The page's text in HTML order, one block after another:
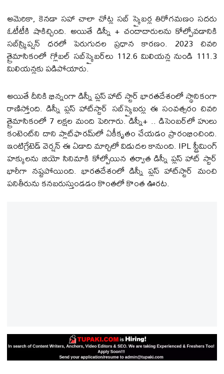
అమెరికా, కెనడా సహా చాలా చోట్ల స‌బ్ స్క్రైబ‌ర్ల తిరోగ‌మ‌ణం స‌ద‌రు
ఓటీటీకి షాకిచ్చింది. అయితే డిస్నీ + చందాదారులను కోల్పోవడానికి
సబ్‌స్క్రిప్షన్ ధరలో పెరుగుదల ప్రధాన కారణం. 2023 చివరి
త్రైమాసికంలో గ్లోబల్ సబ్‌స్క్రైబర్‌లు 112.6 మిలియన్ల నుండి 111.3
మిలియన్లకు పడిపోయారు.
అయితే దీనికి భిన్నంగా డిస్నీ ప్ల‌స్ హాట్ స్టార్ భార‌త‌దేశంలో స్థానికంగా
రాణిస్తోంది. డిస్నీ ప్లస్ హాట్‌స్టార్ సబ్‌స్క్రైబర్లు ఈ సంవత్సరం చివరి
త్రైమాసికంలో 7 లక్షల మంది పెరిగారు. డిస్నీ+ .. డిసెంబర్‌లో హులు
కంటెంట్‌ని దాని ప్లాట్‌ఫారమ్‌లో ఏకీకృతం చేయడం ప్రారంభించింది.
ఇంటిగ్రేటెడ్ వెర్షన్ ఈ ఏడాది మార్చిలో విడుదల కానుంది. IPL స్ట్రీమింగ్
హక్కులను జియో సినిమాకి కోల్పోయిన తర్వాత డిస్నీ ప్ల‌స్ హాట్ స్టార్
భారీగా నష్టపోయింది. భారతదేశంలో డిస్నీ ప్లస్ హాట్‌స్టార్ మంచి
పనితీరును కనబరుస్తుండ‌డం కొంత‌లో కొంత ఊర‌ట‌.